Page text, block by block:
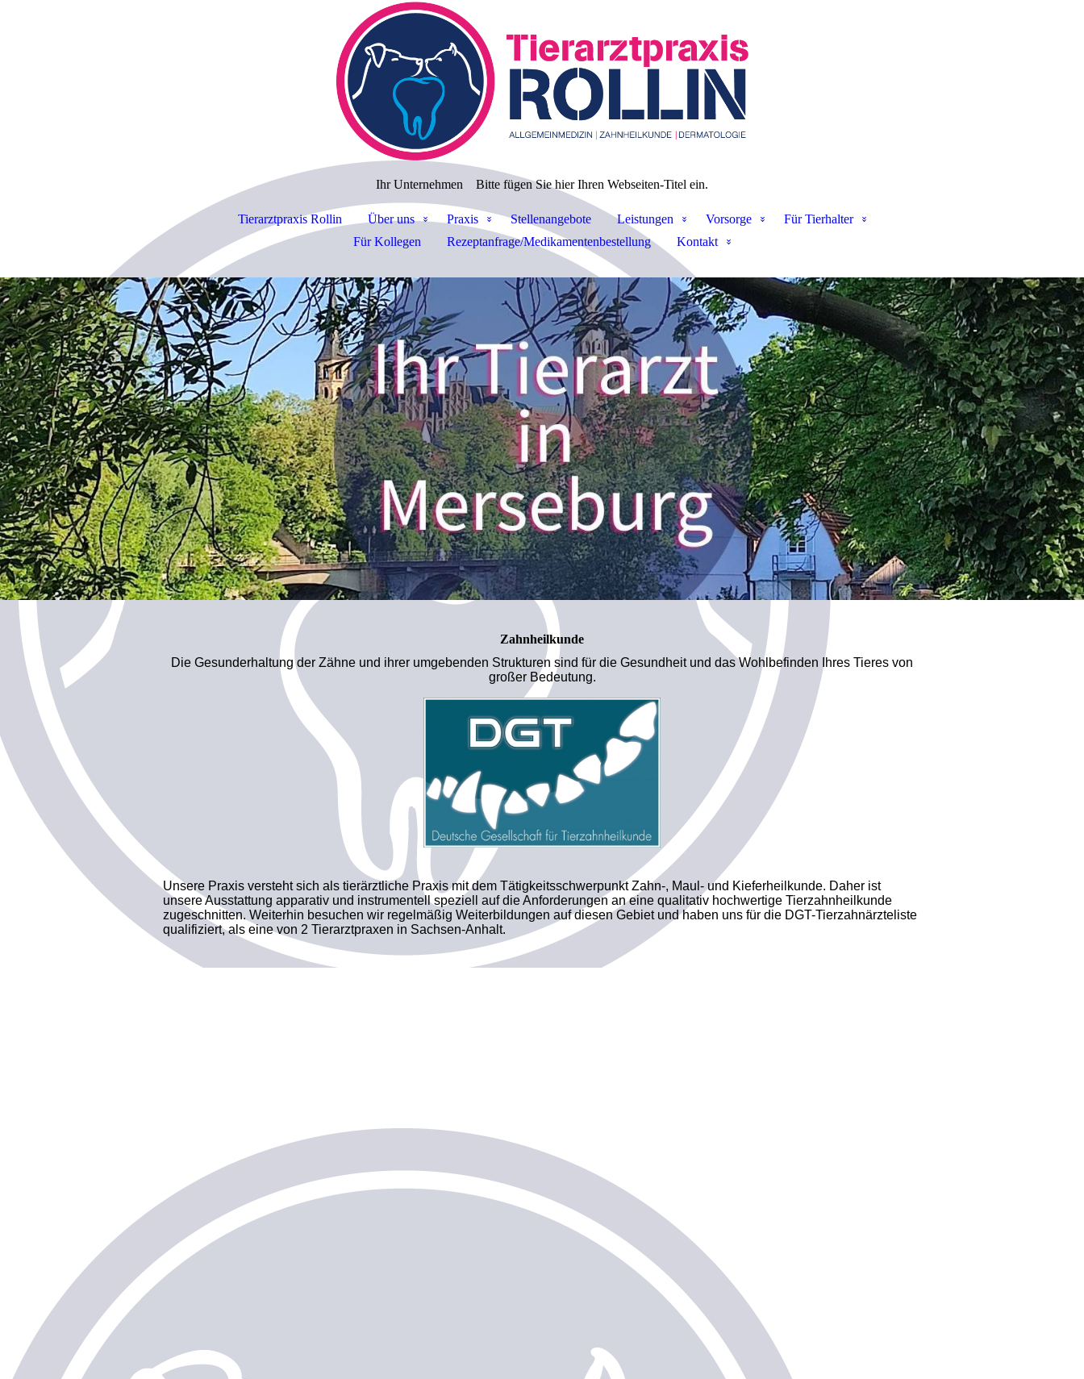
Ihr Unternehmen Bitte fügen Sie hier Ihren Webseiten-Titel ein.
Tierarztpraxis Rollin Über uns Praxis Stellenangebote Leistungen Vorsorge
Für Tierhalter
Für Kollegen
Rezeptanfrage/Medikamentenbestellung Kontakt
Zahnheilkunde
Die Gesunderhaltung der Zähne und ihrer umgebenden Strukturen sind für die Gesundheit und das Wohlbefinden Ihres Tieres von
großer Bedeutung.
Unsere Praxis versteht sich als tierärztliche Praxis mit dem Tätigkeitsschwerpunkt Zahn-, Maul- und Kieferheilkunde. Daher ist
unsere Ausstattung apparativ und instrumentell speziell auf die Anforderungen an eine qualitativ hochwertige Tierzahnheilkunde
zugeschnitten. Weiterhin besuchen wir regelmäßig Weiterbildungen auf diesen Gebiet und haben uns für die DGT-Tierzahnärzteliste
qualifiziert, als eine von 2 Tierarztpraxen in Sachsen-Anhalt.